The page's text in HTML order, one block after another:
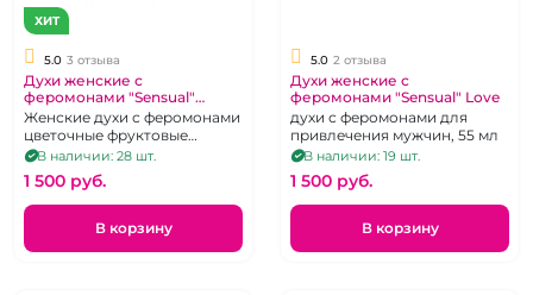
ХИТ
5.0 3 отзыва
Духи женские с
феромонами "Sensual"
Absolute 55 мл
Женские духи с феромонами
цветочные фруктовые
мускусные, направленные на
привлечение внимания
противоположного пола,
усиление сексуального
влечения.
В наличии: 28 шт.
1 500 pуб.
В корзину
5.0 2 отзыва
Духи женские с
феромонами "Sensual" Love
духи с феромонами для
привлечения мужчин, 55 мл
В наличии: 19 шт.
1 500 pуб.
В корзину